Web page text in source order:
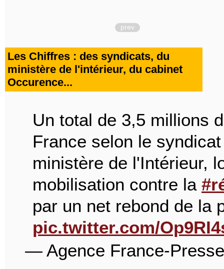
prev
Les Chiffres : des syndicats, du
ministère de l'intérieur, du cabinet
Occurence...
Un total de 3,5 millions
France selon le
ministère de l'Intérieur,
mobilisation contre la
par un net rebond de la
pic.twitter.com/
— Agence France-